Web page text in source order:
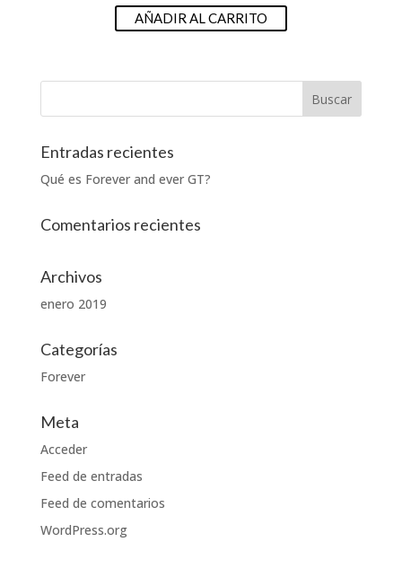
AÑADIR AL CARRITO
Entradas recientes
Qué es Forever and ever GT?
Comentarios recientes
Archivos
enero 2019
Categorías
Forever
Meta
Acceder
Feed de entradas
Feed de comentarios
WordPress.org